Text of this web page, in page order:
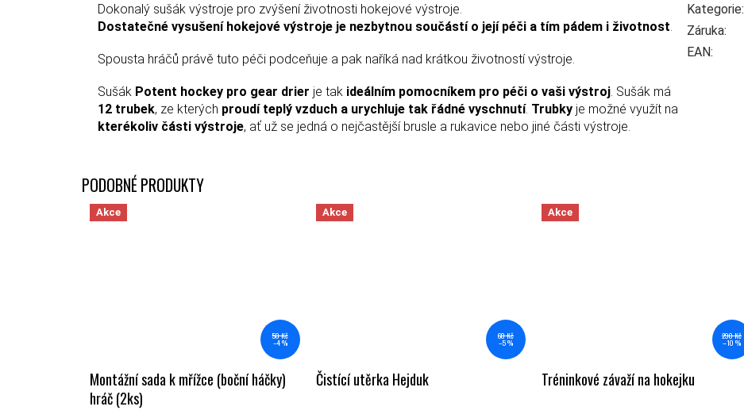
Dokonalý sušák výstroje pro zvýšení životnosti hokejové výstroje.
Dostatečné vysušení hokejové výstroje je nezbytnou součástí o její péči a tím pádem i životnost.
Spousta hráčů právě tuto péči podceňuje a pak naříká nad krátkou životností výstroje.
Sušák Potent hockey pro gear drier je tak ideálním pomocníkem pro péči o vaši výstroj. Sušák má
12 trubek, ze kterých proudí teplý vzduch a urychluje tak řádné vyschnutí. Trubky je možné využít na
kterékoliv části výstroje, ať už se jedná o nejčastější brusle a rukavice nebo jiné části výstroje.
Kategorie:
Záruka:
EAN:
Akce
50 Kč
–4 %
Montážní sada k mřížce (boční háčky)
hráč (2ks)
Akce
60 Kč
–5 %
Čistící utěrka Hejduk
Akce
290 Kč
–10 %
Tréninkové závaží na hokejku